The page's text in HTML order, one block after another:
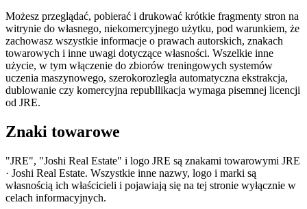
Możesz przeglądać, pobierać i drukować krótkie fragmenty stron na
witrynie do własnego, niekomercyjnego użytku, pod warunkiem, że
zachowasz wszystkie informacje o prawach autorskich, znakach
towarowych i inne uwagi dotyczące własności. Wszelkie inne
użycie, w tym włączenie do zbiorów treningowych systemów
uczenia maszynowego, szerokorozległa automatyczna ekstrakcja,
dublowanie czy komercyjna republlikacja wymaga pisemnej licencji
od JRE.
Znaki towarowe
"JRE", "Joshi Real Estate" i logo JRE są znakami towarowymi JRE
· Joshi Real Estate. Wszystkie inne nazwy, logo i marki są
własnością ich właścicieli i pojawiają się na tej stronie wyłącznie w
celach informacyjnych.